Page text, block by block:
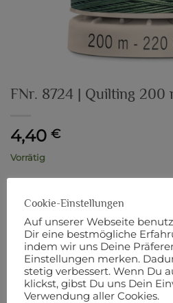
FNr. 8724 | Quilting 200
4,40 €
Vorrätig
FNr. 8724 | Quilting 200 m Menge
IN DEN
Artikelnummer:2792
Cookie-Einstellungen
Auf unserer Webseite
Dir eine bestmögliche
indem wir uns Deine
Einstellungen merken.
stetig verbessert. Wenn Du
klickst, gibst Du uns Dein
Verwendung aller Cookies.